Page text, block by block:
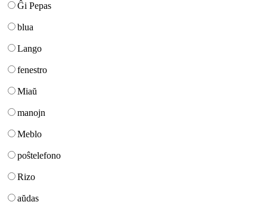
Ĝi Pepas
blua
Lango
fenestro
Miaŭ
manojn
Meblo
poŝtelefono
Rizo
aŭdas